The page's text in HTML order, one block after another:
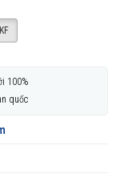
100%
quốc